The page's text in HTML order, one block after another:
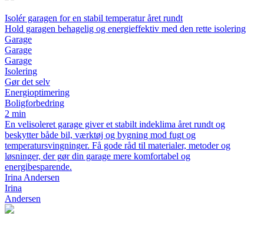
Isolér garagen for en stabil temperatur året rundt
Hold garagen behagelig og energieffektiv med den rette isolering
Garage
Garage
Garage
Isolering
Gør det selv
Energioptimering
Boligforbedring
2 min
En velisoleret garage giver et stabilt indeklima året rundt og
beskytter både bil, værktøj og bygning mod fugt og
temperatursvingninger. Få gode råd til materialer, metoder og
løsninger, der gør din garage mere komfortabel og
energibesparende.
Irina Andersen
Irina
Andersen